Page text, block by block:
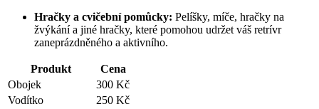
Hračky a cvičební pomůcky: Pelíšky, míče, hračky na
žvýkání a jiné hračky, které pomohou udržet váš retrívr
zaneprázdněného a aktivního.
Produkt
Cena
Obojek
300 Kč
Vodítko
250 Kč